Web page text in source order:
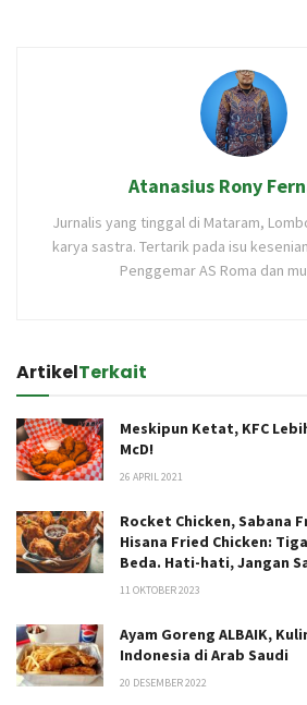
Atanasius Rony
Jurnalis yang tinggal di Mataram,
karya sastra. Tertarik pada isu
Penggemar AS Roma dan
ArtikelTerkait
Meskipun Ketat, KFC
McD!
26 APRIL 2021
Rocket Chicken, Sabana
Hisana Fried Chicken:
Beda. Hati-hati, Jangan
11 OKTOBER 2023
Ayam Goreng ALBAIK,
Indonesia di Arab Saudi
20 DESEMBER 2022